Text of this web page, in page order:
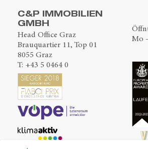
C&P IMMOBILIEN
GMBH
Head Office Graz
Brauquartier 11, Top 01
8055 Graz
T: +43 5 0464 0
Mo